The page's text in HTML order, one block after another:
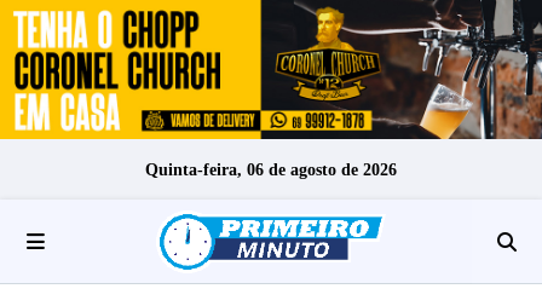
Quinta-feira, 06 de agosto de 2026